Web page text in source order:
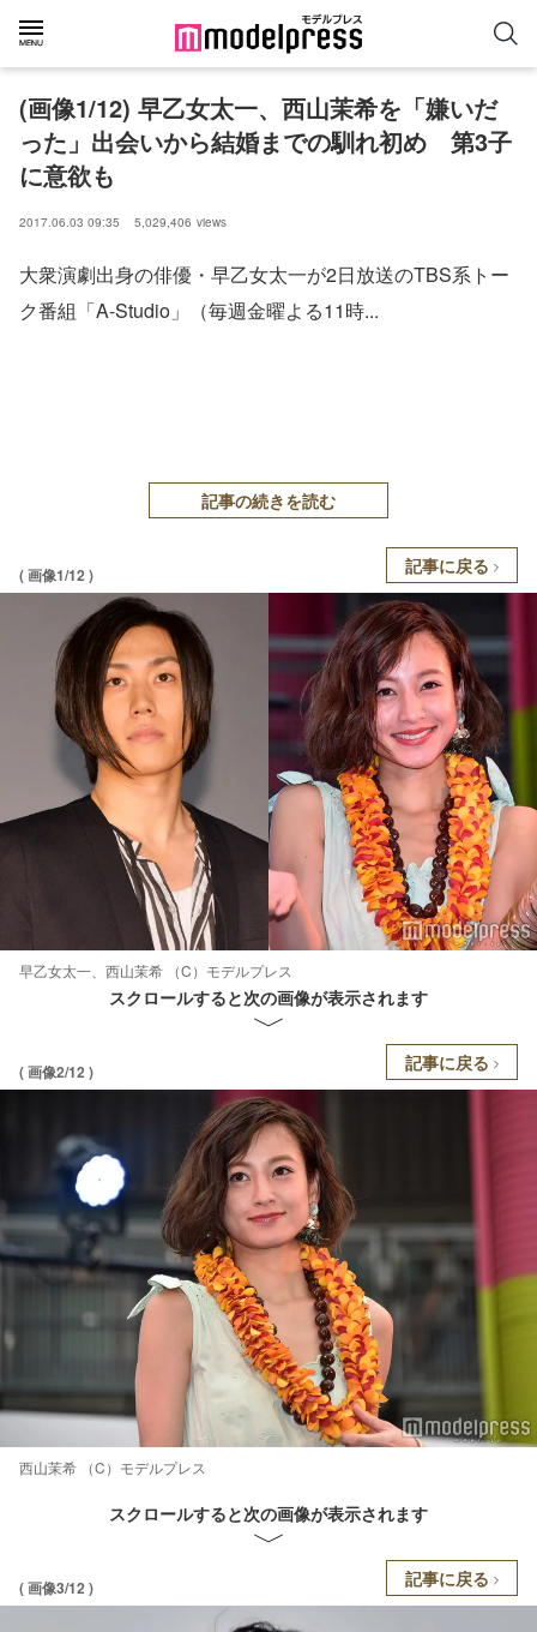
(画像1/12) 早乙女太一、西山茉希を「嫌いだ
った」出会いから結婚までの馴れ初め 第3子
に意欲も
2017.06.03 09:35 5,029,406 views
大衆演劇出身の俳優・早乙女太一が2日放送のTBS系トー
ク番組「A-Studio」（毎週金曜よる11時...
記事の続きを読む
( 画像1/12 ) 記事に戻る
早乙女太一、西山茉希 （C）モデルプレス
スクロールすると次の画像が表示されます
( 画像2/12 ) 記事に戻る
西山茉希 （C）モデルプレス
スクロールすると次の画像が表示されます
( 画像3/12 ) 記事に戻る